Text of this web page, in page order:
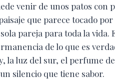
venir de unos patos con
que parece tocado
pareja para toda la
de lo que es
la luz del sur, el perfume
silencio que tiene sabor.